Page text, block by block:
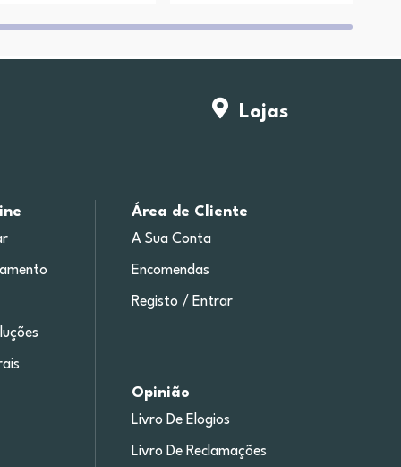
Lojas
Área de Cliente
A Sua Conta
Encomendas
Registo / Entrar
Opinião
Livro De Elogios
Livro De Reclamações